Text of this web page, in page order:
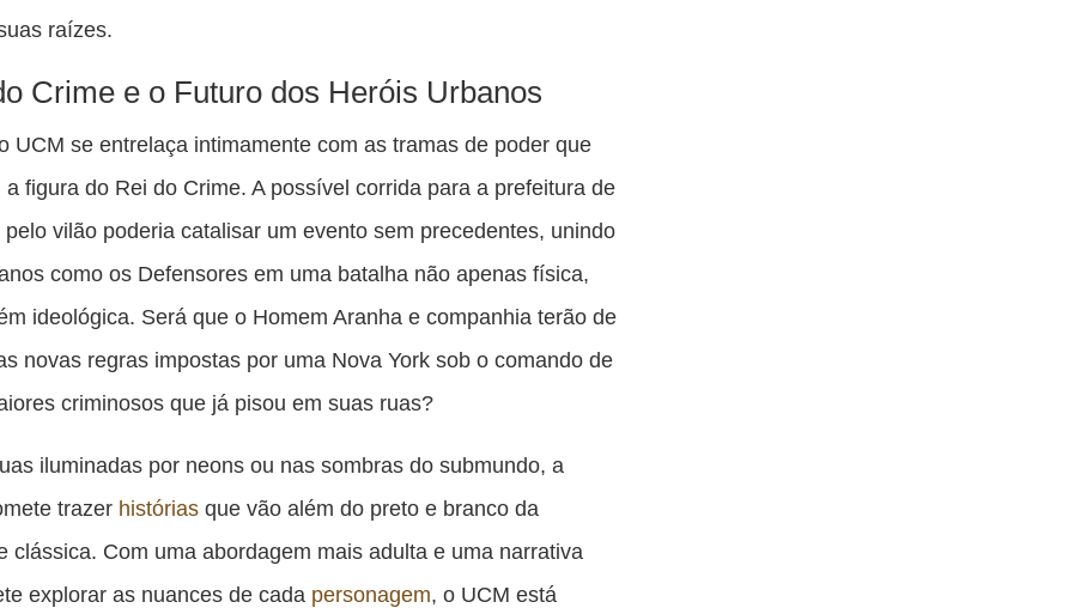
raízes.
Crime e o Futuro dos Heróis Urbanos
UCM se entrelaça intimamente com as tramas de poder que
a figura do Rei do Crime. A possível corrida para a prefeitura de
pelo vilão poderia catalisar um evento sem precedentes, unindo
como os Defensores em uma batalha não apenas física,
ideológica. Será que o Homem Aranha e companhia terão de
novas regras impostas por uma Nova York sob o comando de
criminosos que já pisou em suas ruas?
iluminadas por neons ou nas sombras do submundo, a
trazer histórias que vão além do preto e branco da
clássica. Com uma abordagem mais adulta e uma narrativa
explorar as nuances de cada personagem, o UCM está